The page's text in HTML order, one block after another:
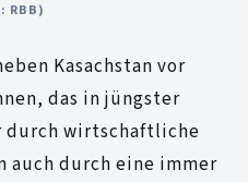
RBB)
Kasachstan vor
das in jüngster
durch wirtschaftliche
auch durch eine immer